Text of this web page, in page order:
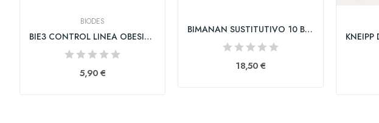
BIODES
BIE3 CONTROL LINEA OBESILAX 25 FILTROS 1,5 g
5,90 €
BIMANAN SUSTITUTIVO 10 BARRITAS 31 g SABOR...
18,50 €